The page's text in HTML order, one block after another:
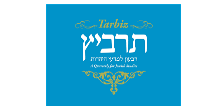
מנחם קיסטר
שולמית אליצור
קטרינה ריגו